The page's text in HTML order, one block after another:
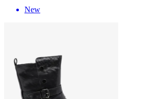
New